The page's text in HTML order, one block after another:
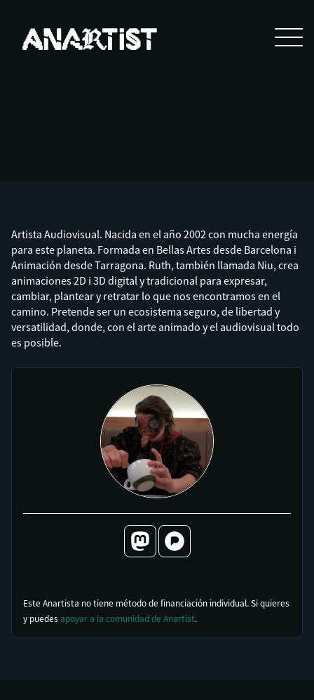
Artista Audiovisual. Nacida en el año 2002 con mucha energía
para este planeta. Formada en Bellas Artes desde Barcelona i
Animación desde Tarragona. Ruth, también llamada Niu, crea
animaciones 2D i 3D digital y tradicional para expresar,
cambiar, plantear y retratar lo que nos encontramos en el
camino. Pretende ser un ecosistema seguro, de libertad y
versatilidad, donde, con el arte animado y el audiovisual todo
es posible.
Este Anartista no tiene método de financiación individual. Si quieres
y puedes apoyar a la comunidad de Anartist.